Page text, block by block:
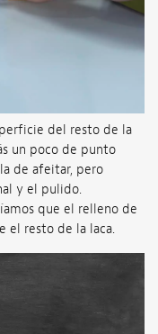
del resto de la
un poco de punto
de afeitar, pero
y el pulido.
que el relleno de
el resto de la laca.